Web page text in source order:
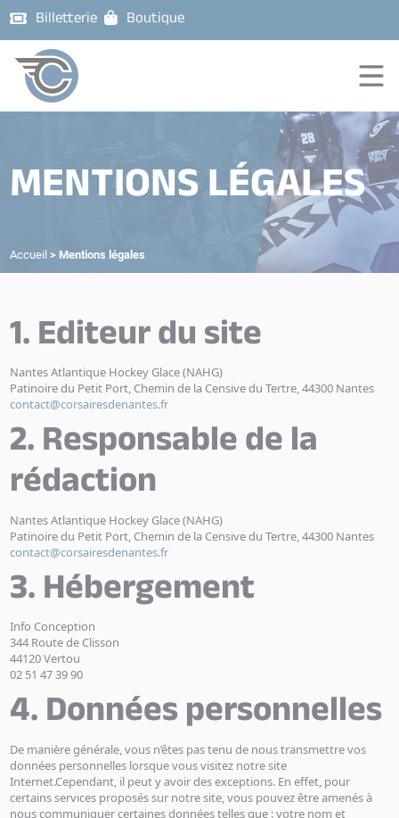
Billetterie Boutique
MENTIONS LÉGALES
Accueil > Mentions légales
1. Editeur du site
Nantes Atlantique Hockey Glace (NAHG)
Patinoire du Petit Port, Chemin de la Censive du Tertre, 44300 Nantes
contact@corsairesdenantes.fr
2. Responsable de la
rédaction
Nantes Atlantique Hockey Glace (NAHG)
Patinoire du Petit Port, Chemin de la Censive du Tertre, 44300 Nantes
contact@corsairesdenantes.fr
3. Hébergement
Info Conception
344 Route de Clisson
44120 Vertou
02 51 47 39 90
4. Données personnelles
De manière générale, vous n’êtes pas tenu de nous transmettre vos
données personnelles lorsque vous visitez notre site
Internet.Cependant, il peut y avoir des exceptions. En effet, pour
certains services proposés sur notre site, vous pouvez être amenés à
nous communiquer certaines données telles que : votre nom et